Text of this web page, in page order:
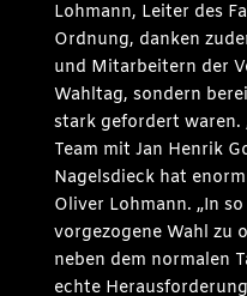
Lohmann, Leiter des
Ordnung, danken
und Mitarbeitern der
Wahltag, sondern
stark gefordert waren.
Team mit Jan Henrik
Nagelsdieck hat
Oliver Lohmann. „In
vorgezogene Wahl zu
neben dem normalen
echte